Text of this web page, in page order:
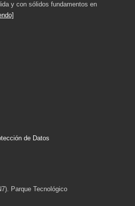
y con sólidos fundamentos en
de Datos
Parque Tecnológico